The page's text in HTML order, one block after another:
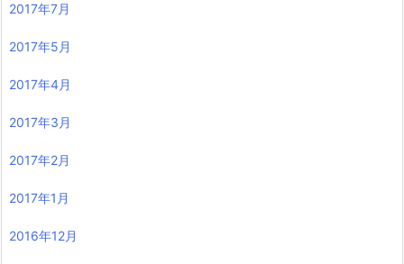
2017年7月
2017年5月
2017年4月
2017年3月
2017年2月
2017年1月
2016年12月